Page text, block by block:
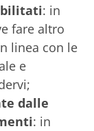
: in
fare altro
linea con le
e
dalle
: in